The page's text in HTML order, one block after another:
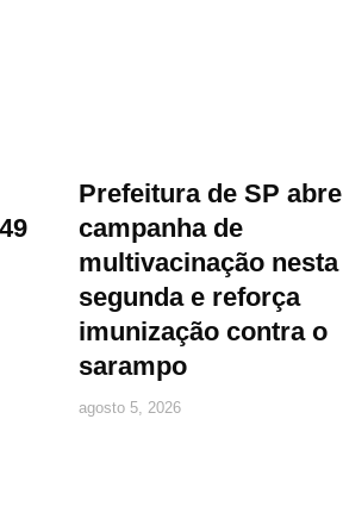
Prefeitura de SP abre
campanha de
multivacinação nesta
segunda e reforça
imunização contra o
sarampo
agosto 5, 2026